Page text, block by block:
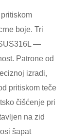
boje. Tri
—
Patrone od
izradi,
pritiskom teče
čišćenje pri
na zid
šapat